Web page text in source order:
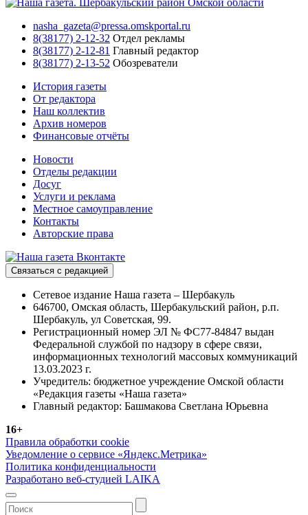
nasha_gazeta@pressa.omskportal.ru
8(38177) 2-12-32 Отдел рекламы
8(38177) 2-12-81 Главный редактор
8(38177) 2-13-52 Обозреватели
История газеты
От редактора
Наш коллектив
Архив номеров
Финансовые отчёты
Новости
Отделы редакции
Досуг
Услуги и реклама
Местное самоуправление
Контакты
Авторские права
Связаться с редакцией
Сетевое издание Наша газета – Шербакуль
646700, Омская область, Шербакульский район, р.п.
Шербакуль, ул Советская, 99.
Регистрационный номер ЭЛ № ФС77-84847 выдан
Федеральной службой по надзору в сфере связи,
информационных технологий массовых коммуникаций
13.03.2023 г.
Учредитель: бюджетное учреждение Омской области
«Редакция газеты «Наша газета»
Главный редактор: Башмакова Светлана Юрьевна
16+
Правила обработки cookie
Уведомление о сервисе «Яндекс.Метрика»
Политика конфиденциальности
Разработано веб-студией LAIKA